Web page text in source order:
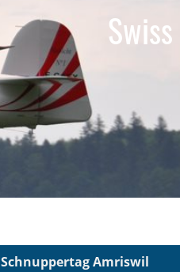
Schnuppertag Amriswil